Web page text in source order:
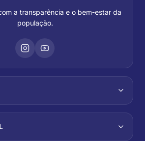
a transparência e o bem-estar da
população.